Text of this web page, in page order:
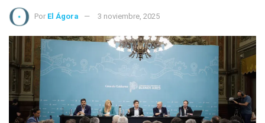
Por El Ágora 3 noviembre, 2025